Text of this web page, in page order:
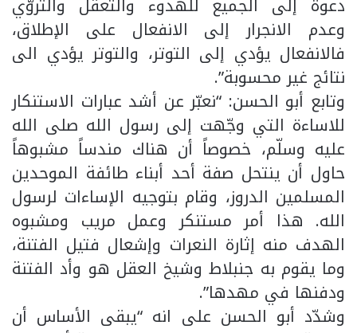
وعدم الانجرار إلى الانفعال على الإطلاق،
فالانفعال يؤدي إلى التوتر، والتوتر يؤدي الى
نتائج غير محسوبة”.
وتابع أبو الحسن: “نعبّر عن أشد عبارات الاستنكار
للاساءة التي وجّهت إلى رسول الله صلى الله
عليه وسلّم، خصوصاً أن هناك مندساً مشبوهاً
حاول أن ينتحل صفة أحد أبناء طائفة الموحدين
المسلمين الدروز، وقام بتوجيه الإساءات لرسول
الله. هذا أمر مستنكر وعمل مريب ومشبوه
الهدف منه إثارة النعرات وإشعال فتيل الفتنة،
وما يقوم به جنبلاط وشيخ العقل هو وأد الفتنة
ودفنها في مهدها”.
وشدّد أبو الحسن على انه “يبقى الأساس أن